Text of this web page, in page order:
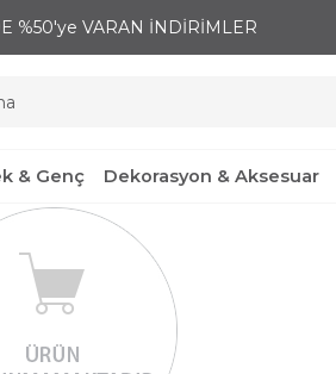
%50'ye VARAN İNDİRİMLER
& Genç Dekorasyon & Aksesuar